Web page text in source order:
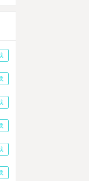
略版助手